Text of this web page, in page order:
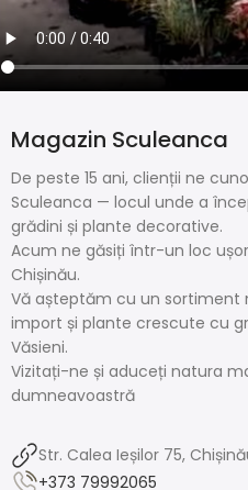
Magazin Sculeanca
De peste 15 ani, clienții ne
Sculeanca — locul unde a
grădini și plante decorative.
Acum ne găsiți într-un loc
Chișinău.
Vă așteptăm cu un
import și plante crescute cu
Văsieni.
Vizitați-ne și aduceți natura
dumneavoastră
Str. Calea Ieșilor 75,
+373 79992065